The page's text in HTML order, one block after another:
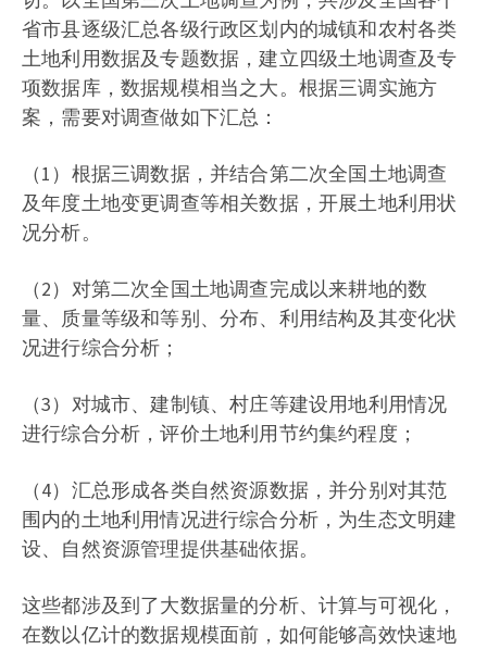
省市县逐级汇总各级行政区划内的城镇和农村各类
土地利用数据及专题数据，建立四级土地调查及专
项数据库，数据规模相当之大。根据三调实施方
案，需要对调查做如下汇总：
（1）根据三调数据，并结合第二次全国土地调查
及年度土地变更调查等相关数据，开展土地利用状
况分析。
（2）对第二次全国土地调查完成以来耕地的数
量、质量等级和等别、分布、利用结构及其变化状
况进行综合分析；
（3）对城市、建制镇、村庄等建设用地利用情况
进行综合分析，评价土地利用节约集约程度；
（4）汇总形成各类自然资源数据，并分别对其范
围内的土地利用情况进行综合分析，为生态文明建
设、自然资源管理提供基础依据。
这些都涉及到了大数据量的分析、计算与可视化，
在数以亿计的数据规模面前，如何能够高效快速地